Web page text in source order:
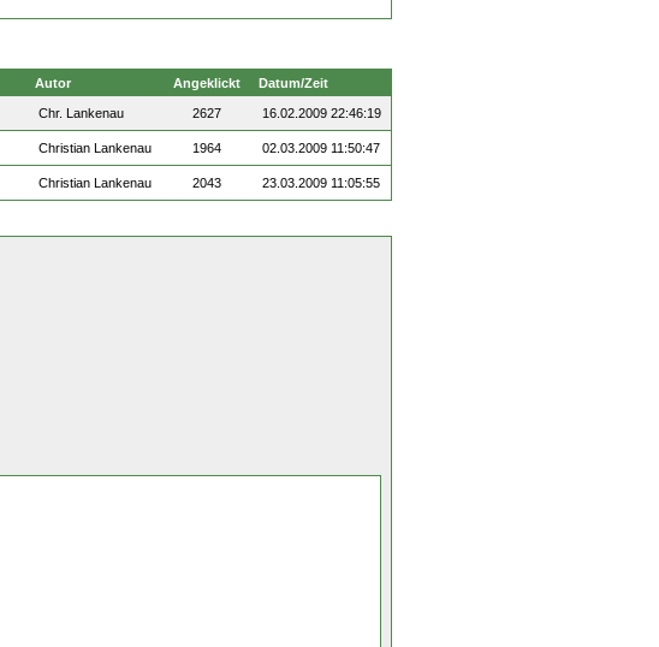
Autor Angeklickt Datum/Zeit
Chr. Lankenau 2627 16.02.2009 22:46:19
Christian Lankenau 1964 02.03.2009 11:50:47
Christian Lankenau 2043 23.03.2009 11:05:55